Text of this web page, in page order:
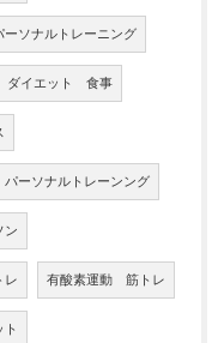
ソナルトレーニング
ダイエット 食事
ーソナルトレーンング
ン
レ 有酸素運動 筋トレ